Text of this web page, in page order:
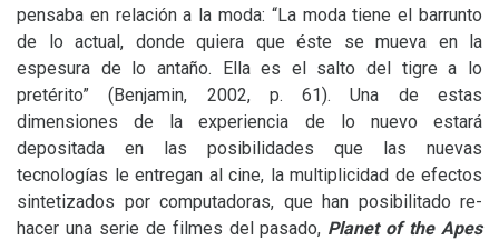
pensaba en relación a la moda: “La moda tiene el barrunto
de lo actual, donde quiera que éste se mueva en la
espesura de lo antaño. Ella es el salto del tigre a lo
pretérito” (Benjamin, 2002, p. 61). Una de estas
dimensiones de la experiencia de lo nuevo estará
depositada en las posibilidades que las nuevas
tecnologías le entregan al cine, la multiplicidad de efectos
sintetizados por computadoras, que han posibilitado re-
hacer una serie de filmes del pasado, Planet of the Apes